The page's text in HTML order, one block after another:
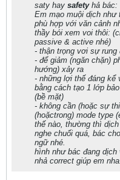
saty hay safetyhả bác:
Em mạo muội dịch như
phù hợp với văn cảnh
thầy bói xem voi thôi:
passive & active nhé)
- thận trọng vơi sự rung
- để giảm (ngăn chặn)
hướng) xảy ra
- những lợi thế đáng
bằng cách tạo 1 lớp
(bề mặt)
- không cần (hoặc sự
(hoặctrong) mode type
thế nào, thường thì
nghe chuối quá, bác
ngữ nhé.
hình như bác đang
nhả correct giúp em nha.